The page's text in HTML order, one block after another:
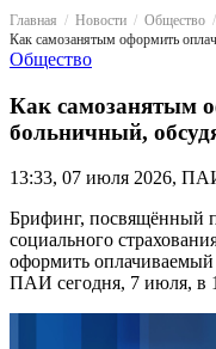
Главная Новости
Общество
Общество
Как самозанятым
больничный,
13:33, 07 июля 2026,
Брифинг, посвящённый
социального
оформить
ПАИ сегодня, 7 июля, в